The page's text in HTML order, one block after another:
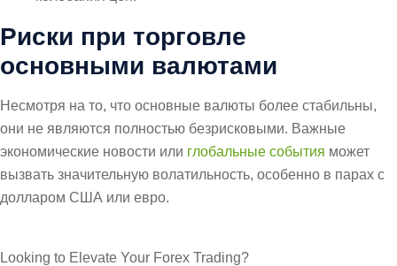
Риски при торговле
основными валютами
Несмотря на то, что основные валюты более стабильны,
они не являются полностью безрисковыми. Важные
экономические новости или глобальные события может
вызвать значительную волатильность, особенно в парах с
долларом США или евро.
Looking to Elevate Your Forex Trading?